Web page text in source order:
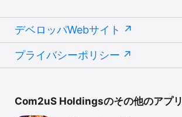
デベロッパWebサイト
プライバシーポリシー
Com2uS Holdingsのその他のアプリ